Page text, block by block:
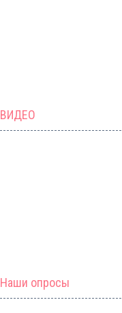
ВИДЕО
Наши опросы